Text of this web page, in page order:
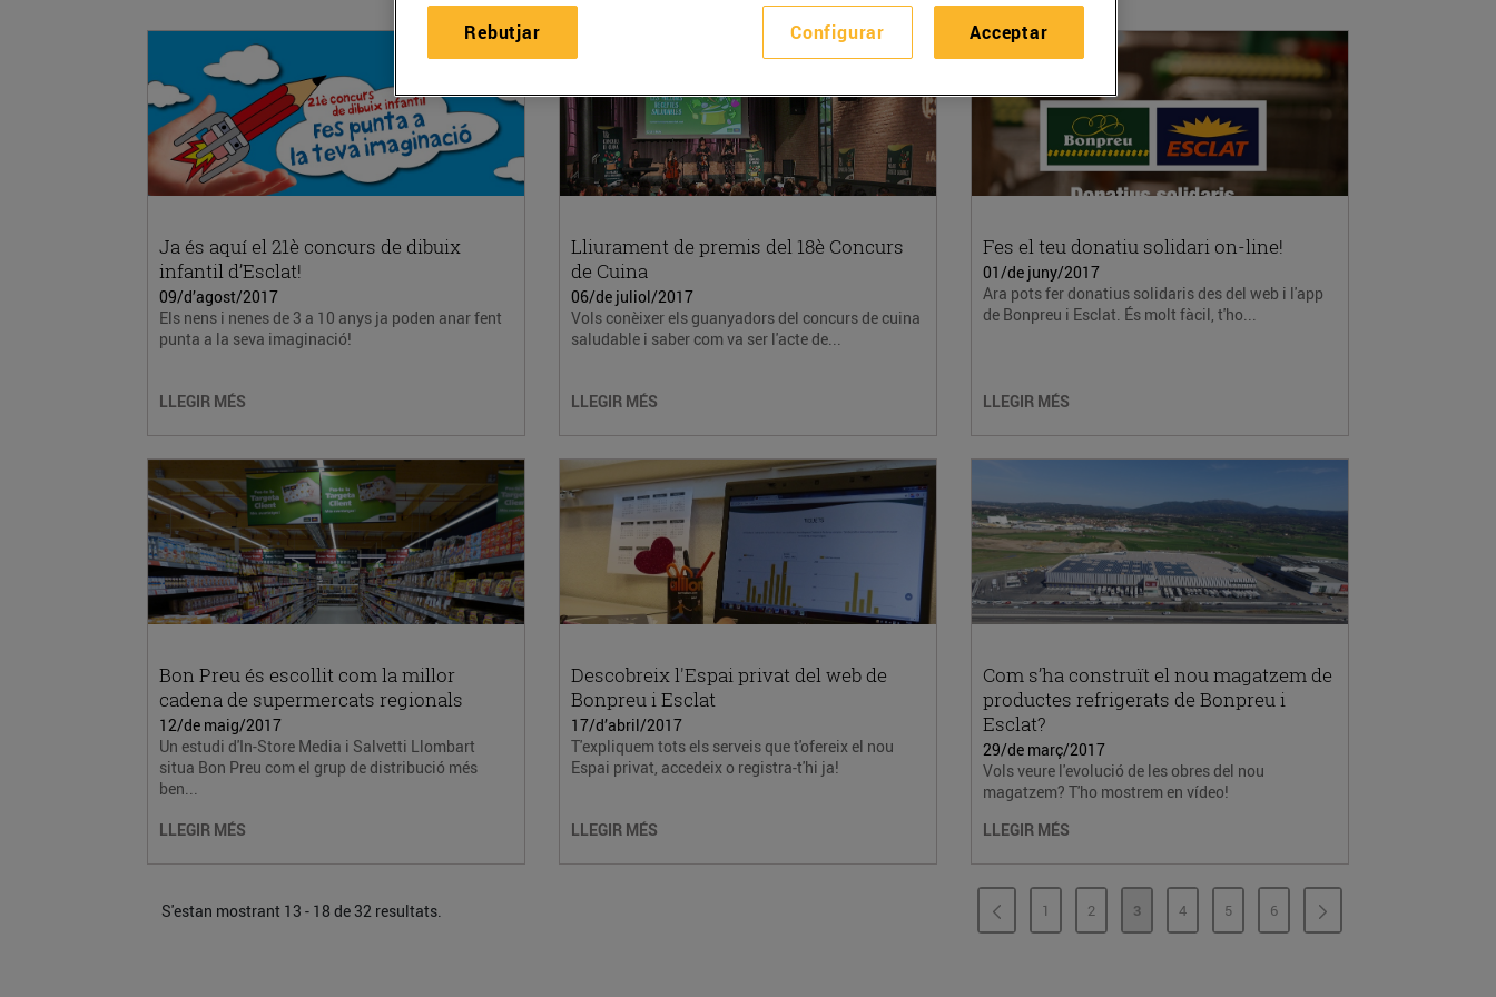
Ja és aquí el 21è concurs de dibuix
infantil d’Esclat!
09/d’agost/2017
Els nens i nenes de 3 a 10 anys ja poden anar fent
punta a la seva imaginació!
LLEGIR MÉS
Lliurament de premis del 18è Concurs
de Cuina
06/de juliol/2017
Vols conèixer els guanyadors del concurs de cuina
saludable i saber com va ser l'acte de...
LLEGIR MÉS
Fes el teu donatiu solidari on-line!
01/de juny/2017
Ara pots fer donatius solidaris des del web i l'app
de Bonpreu i Esclat. És molt fàcil, t'ho...
LLEGIR MÉS
Bon Preu és escollit com la millor
cadena de supermercats regionals
12/de maig/2017
Un estudi d'In-Store Media i Salvetti Llombart
situa Bon Preu com el grup de distribució més
ben...
LLEGIR MÉS
Descobreix l'Espai privat del web de
Bonpreu i Esclat
17/d’abril/2017
T'expliquem tots els serveis que t'ofereix el nou
Espai privat, accedeix o registra-t'hi ja!
LLEGIR MÉS
Com s’ha construït el nou magatzem de
productes refrigerats de Bonpreu i
Esclat?
29/de març/2017
Vols veure l'evolució de les obres del nou
magatzem? T'ho mostrem en vídeo!
LLEGIR MÉS
S'estan mostrant 13 - 18 de 32 resultats. PÀGINA
1 PÀGINA
2 PÀGINA
3 PÀGINA
4 PÀGINA
5 PÀGINA
6
Configurar
Rebutjar Acceptar